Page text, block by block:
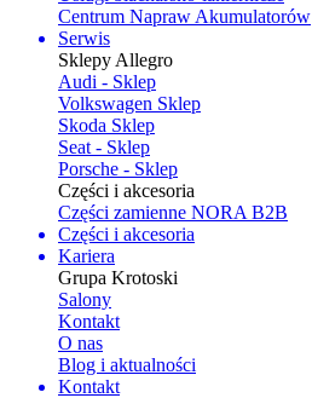
Centrum Napraw Akumulatorów
Serwis
Sklepy Allegro
Audi - Sklep
Volkswagen Sklep
Skoda Sklep
Seat - Sklep
Porsche - Sklep
Części i akcesoria
Części zamienne NORA B2B
Części i akcesoria
Kariera
Grupa Krotoski
Salony
Kontakt
O nas
Blog i aktualności
Kontakt